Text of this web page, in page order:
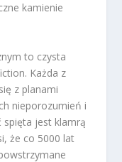
kamienie
to czysta
Każda z
z planami
nieporozumień i
spięta jest klamrą
że co 5000 lat